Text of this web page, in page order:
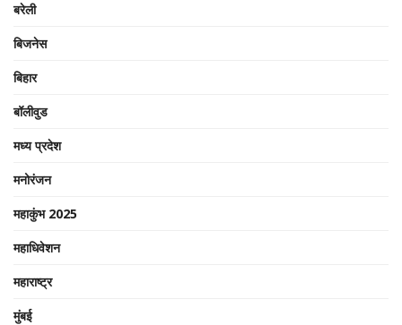
बरेली
बिजनेस
बिहार
बॉलीवुड
मध्य प्रदेश
मनोरंजन
महाकुंभ 2025
महाधिवेशन
महाराष्ट्र
मुंबई